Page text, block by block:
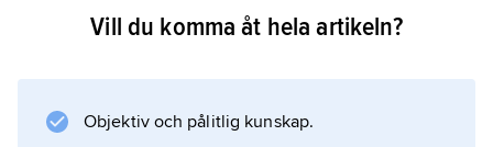
teleskopspegel i perfekt form. Det klassiska
blir mycket tunga och svåra att montera. På
Vill du komma åt hela artikeln?
Objektiv och pålitlig kunskap.